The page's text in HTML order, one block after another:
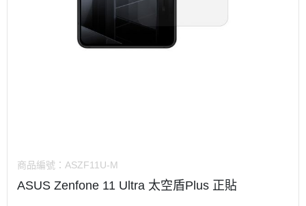
商品編號： ASZF11U-M
ASUS Zenfone 11 Ultra 太空盾Plus 正貼